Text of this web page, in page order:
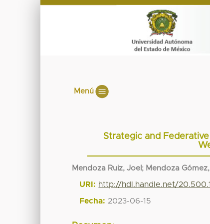
Menú
Strategic and
Mendoza Ruiz, Joel ; Mendoza Gómez,
URI: http://hdl.handle.net/
Fecha: 2023-06-15